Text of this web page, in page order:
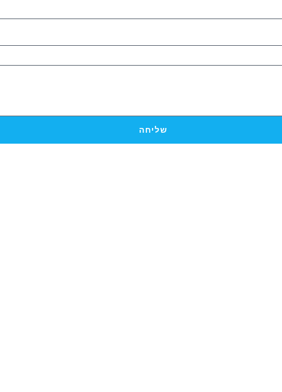
שליחה